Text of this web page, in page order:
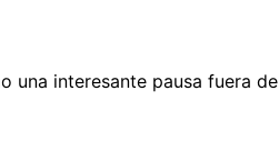
una interesante pausa fuera